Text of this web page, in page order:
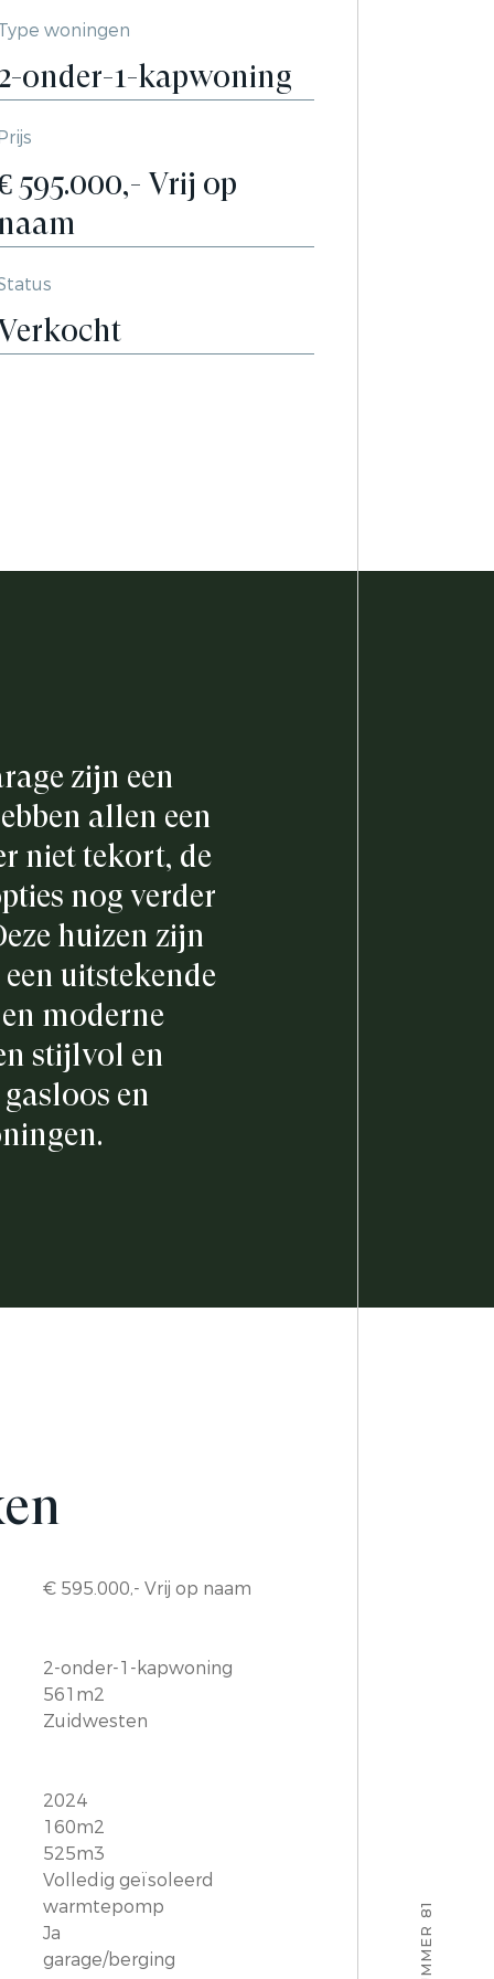
woningen
onder-1-kapwoning
595.000,- Vrij op
zijn een
allen een
niet tekort, de
nog verder
huizen zijn
uitstekende
moderne
stijlvol en
en
€ 595.000,- Vrij op naam
2-onder-1-kapwoning
561m2
Zuidwesten
2024
160m2
525m3
Volledig geïsoleerd
warmtepomp
Ja
garage/berging